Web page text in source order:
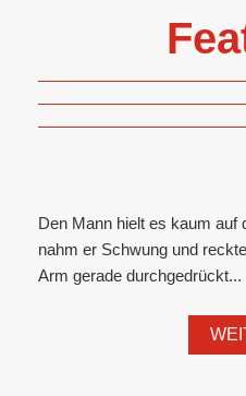
Den Mann hielt es kaum auf
nahm er Schwung und
Arm gerade durchgedrückt...